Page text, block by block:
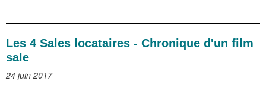
Les 4 Sales locataires - Chronique d'un film
sale
24 juin 2017